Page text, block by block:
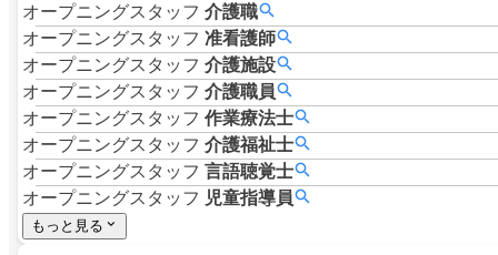
オープニングスタッフ 介護職
オープニングスタッフ 准看護師
オープニングスタッフ 介護施設
オープニングスタッフ 介護職員
オープニングスタッフ 作業療法士
オープニングスタッフ 介護福祉士
オープニングスタッフ 言語聴覚士
オープニングスタッフ 児童指導員
もっと見る